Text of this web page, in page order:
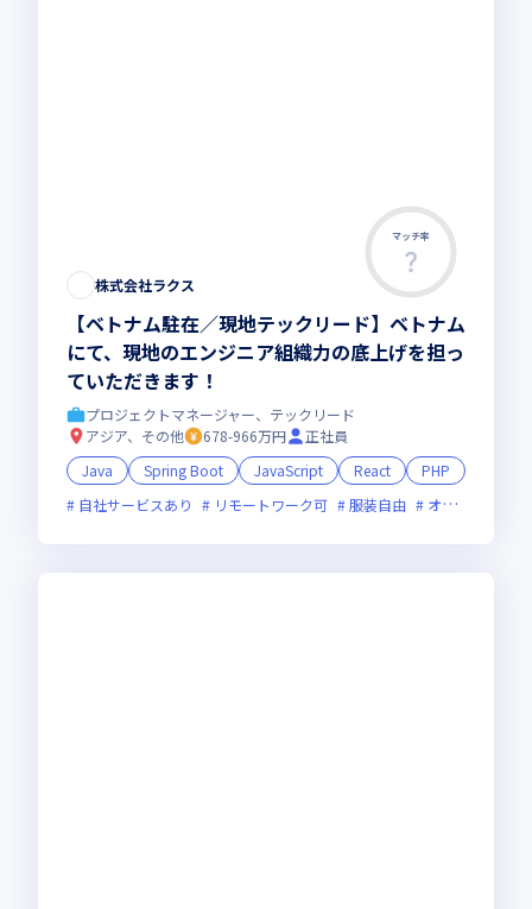
マッチ率
株式会社ラクス
【ベトナム駐在／現地テックリード】ベトナム
にて、現地のエンジニア組織力の底上げを担っ
ていただきます！
プロジェクトマネージャー、テックリード
アジア、その他
678-966万円
正社員
Java
Spring Boot JavaScript React
PHP
自社サービスあり
リモートワーク可 服装自由 オンライン選考可